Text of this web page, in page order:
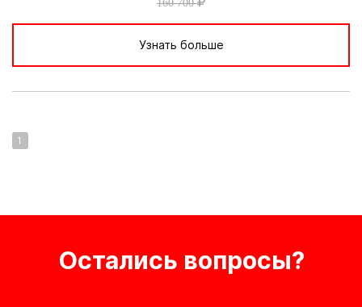
160 700
Узнать больше
1
Остались вопросы?